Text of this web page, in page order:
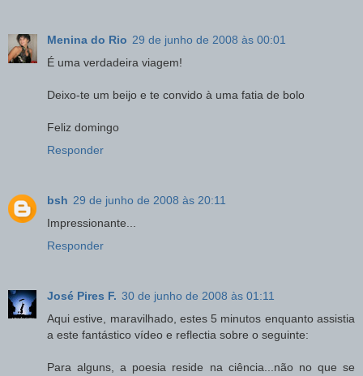
Menina do Rio 29 de junho de 2008 às 00:01
É uma verdadeira viagem!
Deixo-te um beijo e te convido à uma fatia de bolo
Feliz domingo
Responder
bsh 29 de junho de 2008 às 20:11
Impressionante...
Responder
José Pires F. 30 de junho de 2008 às 01:11
Aqui estive, maravilhado, estes 5 minutos enquanto assistia
a este fantástico vídeo e reflectia sobre o seguinte:
Para alguns, a poesia reside na ciência...não no que se